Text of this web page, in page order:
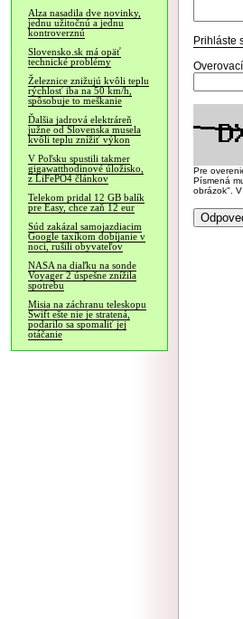
Alza nasadila dve novinky,
jednu užitočnú a jednu
kontroverznú
Slovensko.sk má opäť
technické problémy
Železnice znižujú kvôli teplu
rýchlosť iba na 50 km/h,
spôsobuje to meškanie
Ďalšia jadrová elektráreň
južne od Slovenska musela
kvôli teplu znížiť výkon
V Poľsku spustili takmer
gigawatthodinové úložisko,
z LiFePO4 článkov
Telekom pridal 12 GB balík
pre Easy, chce zaň 12 eur
Súd zakázal samojazdiacim
Google taxíkom dobíjanie v
noci, rušili obyvateľov
NASA na diaľku na sonde
Voyager 2 úspešne znížila
spotrebu
Misia na záchranu teleskopu
Swift ešte nie je stratená,
podarilo sa spomaliť jej
otáčanie
Prihláste
Pre
Písmená
obrázok".